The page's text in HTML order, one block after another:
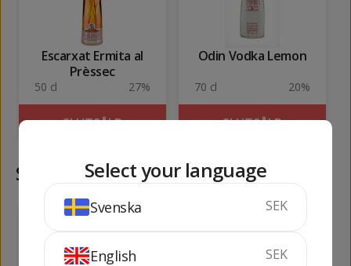
Escarxat Ermita al
Prèssec
50 cl 27%
SLUTSÅLD
Odin Vodka Lemon
70 cl 20%
SLUTSÅLD
Samma kategori
182 kr
Select your language
Svenska SEK
English SEK